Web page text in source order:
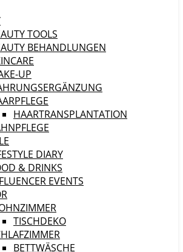
TOOLS
BEHANDLUNGEN
UP
HAARTRANSPLANTATION
DIARY
& DRINKS
EVENTS
TISCHDEKO
BETTWÄSCHE